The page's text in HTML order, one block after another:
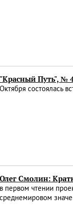
"Красный Путь", №
Октября состоялась
Олег Смолин:
в первом чтении
среднемировом